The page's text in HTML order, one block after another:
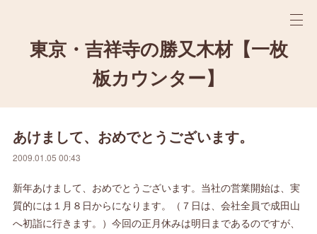
東京・吉祥寺の勝又木材【一枚
板カウンター】
あけまして、おめでとうございます。
2009.01.05 00:43
新年あけまして、おめでとうございます。当社の営業開始は、実
質的には１月８日からになります。（７日は、会社全員で成田山
へ初詣に行きます。）今回の正月休みは明日まであるのですが、